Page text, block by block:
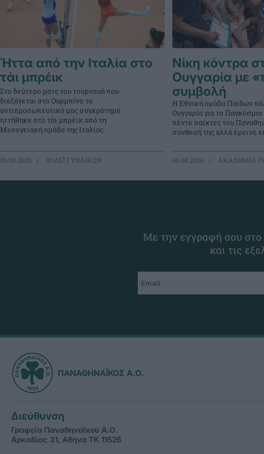
Ήττα από την Ιταλία στο
τάι μπρέικ
Στο δεύτερο ματς του τουρνουά που
διεξάγεται στο Ουρμπίνο το
αντιπροσωπευτικό μας συγκρότημα
ηττήθηκε στο τάι μπρέικ από τη
Μεσογειακή ομάδα της Ιταλίας.
06.08.2026 ΒΟΛΕΪ ΓΥΝΑΙΚΩΝ
Νίκη κόντρα
Ουγγαρία με
συμβολή
Η Εθνική ομάδα Παίδων
Ουγγαρία για το
πέντε παίκτες του
σύνθεσή της αλλά έμεινε
06.08.2026 ΑΚΑΔΗΜΙΑ
Με την εγγραφή σου στο
και τις
ΠΑΝΑΘΗΝΑΪΚΟΣ Α.Ο.
Διεύθυνση
Γραφεία Παναθηναϊκού Α.Ο.
Αρκαδίας 31, Αθήνα ΤΚ 11526